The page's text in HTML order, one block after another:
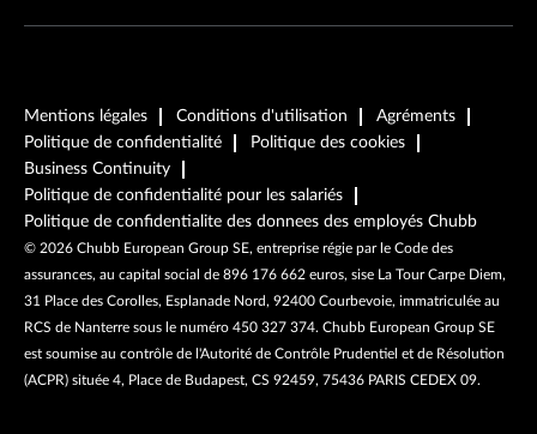
Mentions légales Conditions d'utilisation
Agréments
Politique de confidentialité
Politique des cookies
Business Continuity
Politique de confidentialité pour les salariés
Politique de confidentialite des donnees des employés Chubb
© 2026 Chubb European Group SE, entreprise régie par le Code des
assurances, au capital social de 896 176 662 euros, sise La Tour Carpe Diem,
31 Place des Corolles, Esplanade Nord, 92400 Courbevoie, immatriculée au
RCS de Nanterre sous le numéro 450 327 374. Chubb European Group SE
est soumise au contrôle de l'Autorité de Contrôle Prudentiel et de Résolution
(ACPR) située 4, Place de Budapest, CS 92459, 75436 PARIS CEDEX 09.